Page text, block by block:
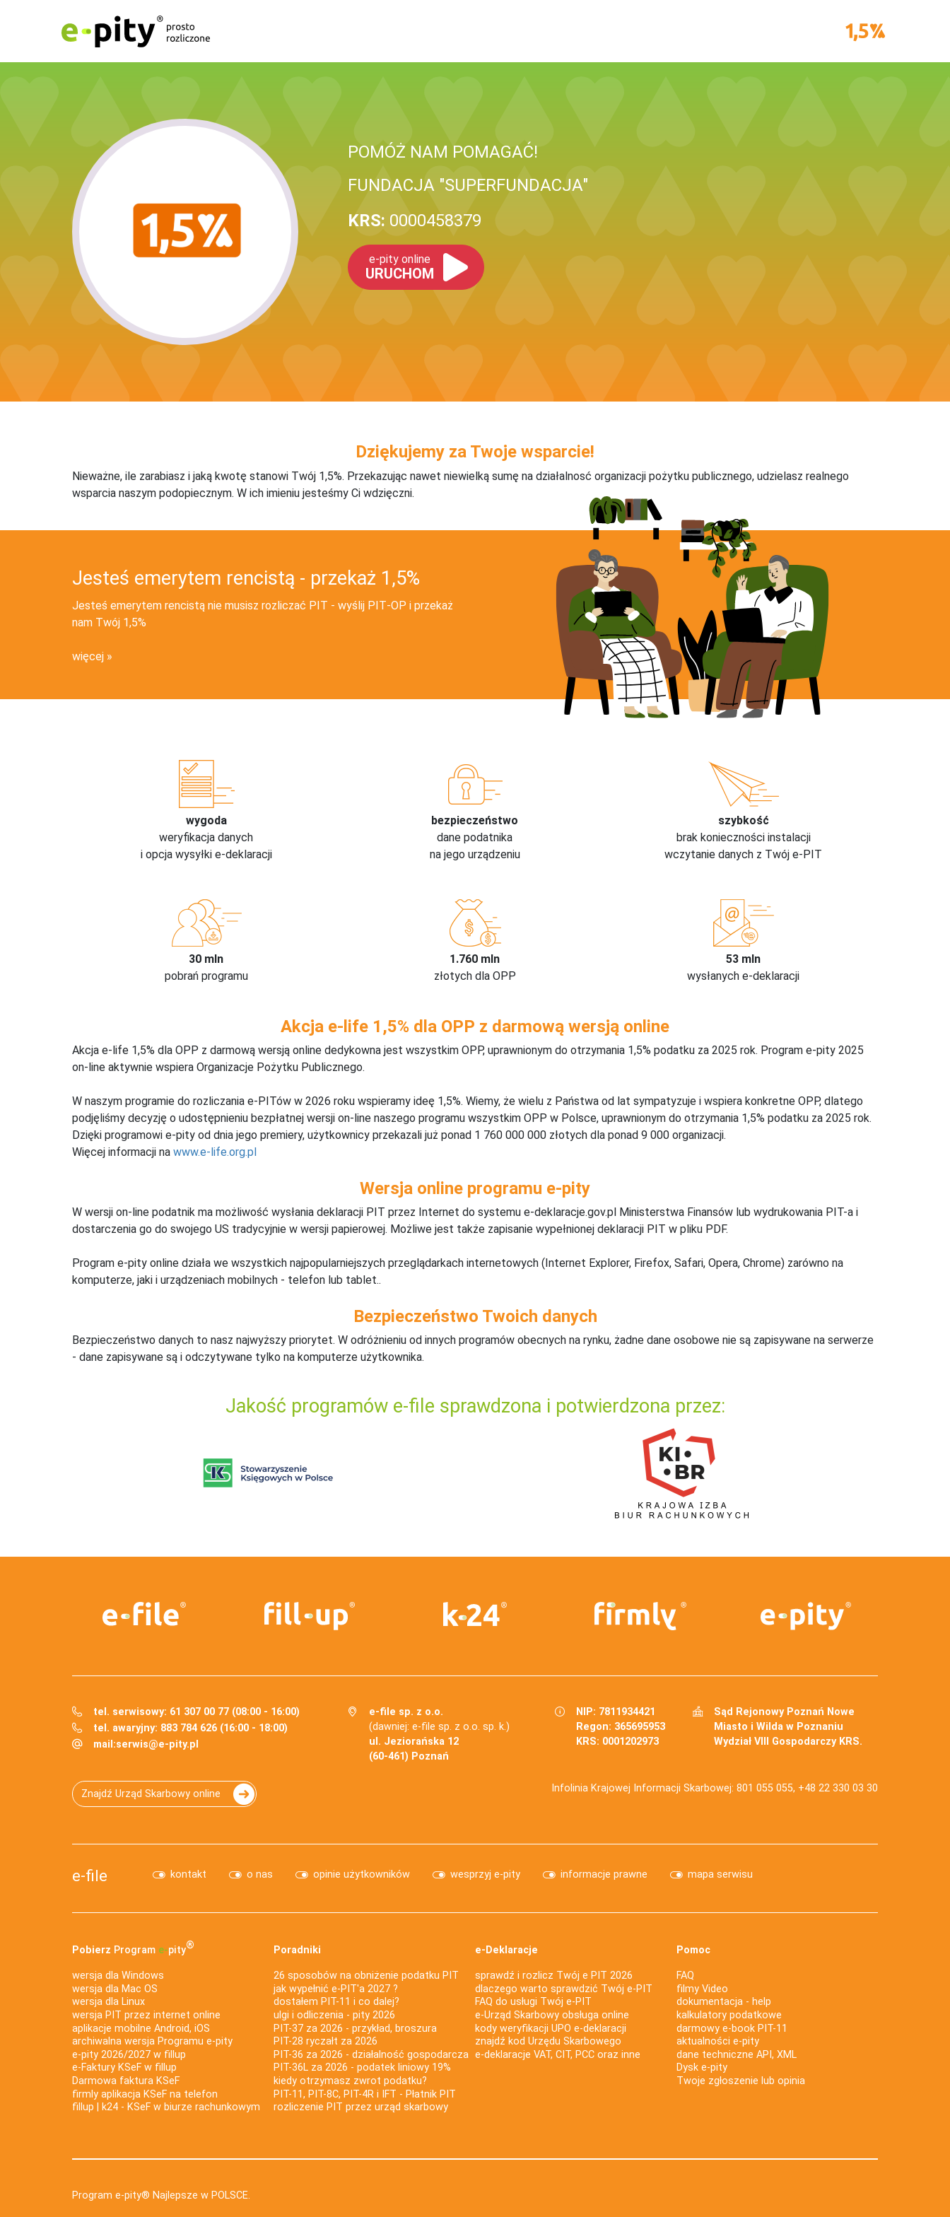
POMÓŻ NAM POMAGAĆ!
FUNDACJA "SUPERFUNDACJA"
KRS: 0000458379
e-pity online
URUCHOM
Dziękujemy za Twoje wsparcie!
Nieważne, ile zarabiasz i jaką kwotę stanowi Twój 1,5%. Przekazując nawet niewielką sumę na działalnosć organizacji pożytku publicznego, udzielasz realnego
wsparcia naszym podopiecznym. W ich imieniu jesteśmy Ci wdzięczni.
Jesteś emerytem rencistą - przekaż 1,5%
Jesteś emerytem rencistą nie musisz rozliczać PIT - wyślij PIT‑OP i przekaż
nam Twój 1,5%
więcej
wygoda
weryfikacja danych
i opcja wysyłki e-deklaracji
bezpieczeństwo
dane podatnika
na jego urządzeniu
szybkość
brak konieczności instalacji
wczytanie danych z Twój e-PIT
30 mln
pobrań programu
1.760 mln
złotych dla OPP
53 mln
wysłanych e-deklaracji
Akcja e-life 1,5% dla OPP z darmową wersją online
Akcja e-life 1,5% dla OPP z darmową wersją online dedykowna jest wszystkim OPP, uprawnionym do otrzymania 1,5% podatku za 2025 rok. Program e-pity 2025
on-line aktywnie wspiera Organizacje Pożytku Publicznego.
W naszym programie do rozliczania e-PITów w 2026 roku wspieramy ideę 1,5%. Wiemy, że wielu z Państwa od lat sympatyzuje i wspiera konkretne OPP, dlatego
podjęliśmy decyzję o udostępnieniu bezpłatnej wersji on-line naszego programu wszystkim OPP w Polsce, uprawnionym do otrzymania 1,5% podatku za 2025 rok.
Dzięki programowi e-pity od dnia jego premiery, użytkownicy przekazali już ponad 1 760 000 000 złotych dla ponad 9 000 organizacji.
Więcej informacji na www.e-life.org.pl
Wersja online programu e-pity
W wersji on-line podatnik ma możliwość wysłania deklaracji PIT przez Internet do systemu e-deklaracje.gov.pl Ministerstwa Finansów lub wydrukowania PIT-a i
dostarczenia go do swojego US tradycyjnie w wersji papierowej. Możliwe jest także zapisanie wypełnionej deklaracji PIT w pliku PDF.
Program e-pity online działa we wszystkich najpopularniejszych przeglądarkach internetowych (Internet Explorer, Firefox, Safari, Opera, Chrome) zarówno na
komputerze, jaki i urządzeniach mobilnych - telefon lub tablet..
Bezpieczeństwo Twoich danych
Bezpieczeństwo danych to nasz najwyższy priorytet. W odróżnieniu od innych programów obecnych na rynku, żadne dane osobowe nie są zapisywane na serwerze
- dane zapisywane są i odczytywane tylko na komputerze użytkownika.
Jakość programów e-file sprawdzona i potwierdzona przez:
tel. serwisowy: 61 307 00 77 (08:00 - 16:00)
tel. awaryjny: 883 784 626 (16:00 - 18:00)
mail:serwis@e-pity.pl
e-file sp. z o.o.
(dawniej: e-file sp. z o.o. sp. k.)
ul. Jeziorańska 12
(60-461) Poznań
NIP: 7811934421
Regon: 365695953
KRS: 0001202973
Sąd Rejonowy Poznań Nowe
Miasto i Wilda w Poznaniu
Wydział VIII Gospodarczy KRS.
Znajdź Urząd Skarbowy online Infolinia Krajowej Informacji Skarbowej: 801 055 055, +48 22 330 03 30
e-file kontakt o nas opinie użytkowników wesprzyj e-pity informacje prawne mapa serwisu
Pobierz Program e‑pity®
wersja dla Windows
wersja dla Mac OS
wersja dla Linux
wersja PIT przez internet online
aplikacje mobilne Android, iOS
archiwalna wersja Programu e-pity
e-pity 2026/2027 w fillup
e‑Faktury KSeF w fillup
Darmowa faktura KSeF
firmly aplikacja KSeF na telefon
fillup | k24 - KSeF w biurze rachunkowym
Poradniki
26 sposobów na obniżenie podatku PIT
jak wypełnić e-PIT'a 2027 ?
dostałem PIT-11 i co dalej?
ulgi i odliczenia - pity 2026
PIT-37 za 2026 - przykład, broszura
PIT-28 ryczałt za 2026
PIT-36 za 2026 - działalność gospodarcza
PIT-36L za 2026 - podatek liniowy 19%
kiedy otrzymasz zwrot podatku?
PIT-11, PIT-8C, PIT-4R i IFT - Płatnik PIT
rozliczenie PIT przez urząd skarbowy
e-Deklaracje
sprawdź i rozlicz Twój e PIT 2026
dlaczego warto sprawdzić Twój e-PIT
FAQ do usługi Twój e-PIT
e-Urząd Skarbowy obsługa online
kody weryfikacji UPO e-deklaracji
znajdź kod Urzędu Skarbowego
e-deklaracje VAT, CIT, PCC oraz inne
Pomoc
FAQ
filmy Video
dokumentacja - help
kalkulatory podatkowe
darmowy e-book PIT-11
aktualności e-pity
dane techniczne API, XML
Dysk e-pity
Twoje zgłoszenie lub opinia
Program e-pity® Najlepsze w POLSCE.